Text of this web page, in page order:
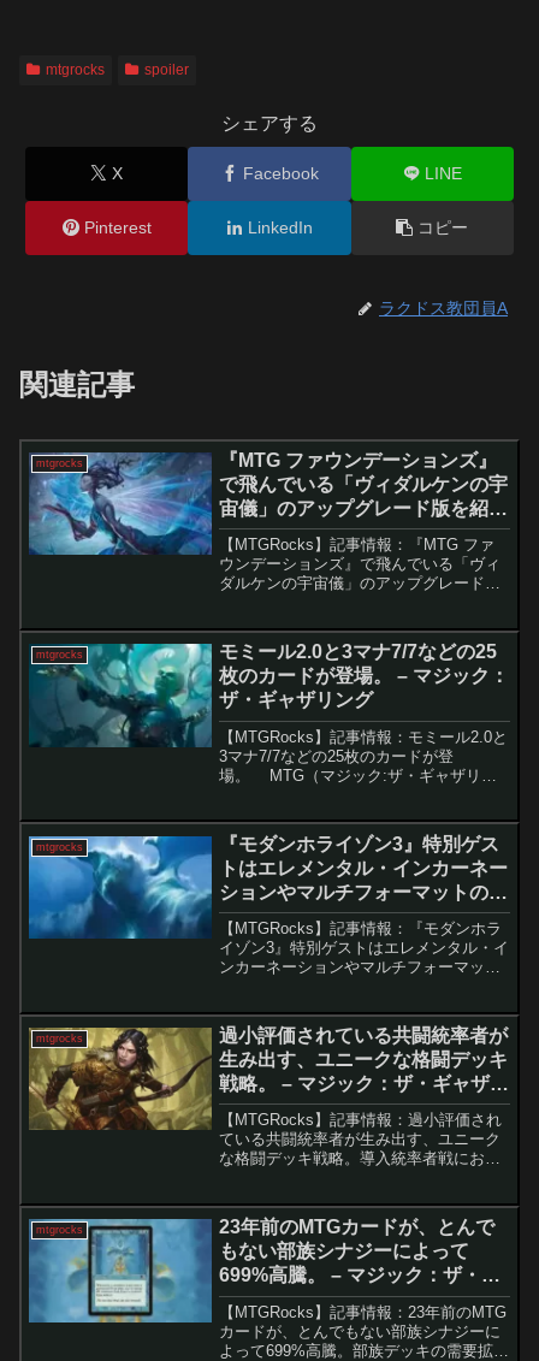
mtgrocks spoiler
シェアする
X Facebook LINE
Pinterest LinkedIn コピー
ラクドス教団員A
関連記事
mtgrocks
『MTG ファウンデーションズ』
で飛んでいる「ヴィダルケンの宇
宙儀」のアップグレード版を紹介
します。 – マジック：ザ・ギャザ
リング
【MTGRocks】記事情報：『MTG ファ
ウンデーションズ』で飛んでいる「ヴィ
ダルケンの宇宙儀」のアップグレード版
ェイのトリックスター」は、既存の強力
カード「ヴィ...
mtgrocks
モミール2.0と3マナ7/7などの25
枚のカードが登場。 – マジック：
ザ・ギャザリング
【MTGRocks】記事情報：モミール2.0と
3マナ7/7などの25枚のカードが登
場。 MTG（マジック:ザ・ギャザリン
されました。特にMTG Arena向けの『...
mtgrocks
『モダンホライゾン3』特別ゲス
トはエレメンタル・インカーネー
ションやマルチフォーマットの定
番たち！ – マジック：ザ・ギャザ
リング
【MTGRocks】記事情報：『モダンホラ
イゾン3』特別ゲストはエレメンタル・イ
ンカーネーションやマルチフォーマット
た！今回の公式発表では、これまでリー
ク...
mtgrocks
過小評価されている共闘統率者が
生み出す、ユニークな格闘デッキ
戦略。 – マジック：ザ・ギャザリ
ング
【MTGRocks】記事情報：過小評価され
ている共闘統率者が生み出す、ユニーク
な格闘デッキ戦略。導入統率者戦におい
を選べるため実質的に手札が1枚多い状態
でゲームを開始...
mtgrocks
23年前のMTGカードが、とんで
もない部族シナジーによって
699%高騰。 – マジック：ザ・ギ
ャザリング
【MTGRocks】記事情報：23年前のMTG
カードが、とんでもない部族シナジーに
よって699%高騰。部族デッキの需要拡大